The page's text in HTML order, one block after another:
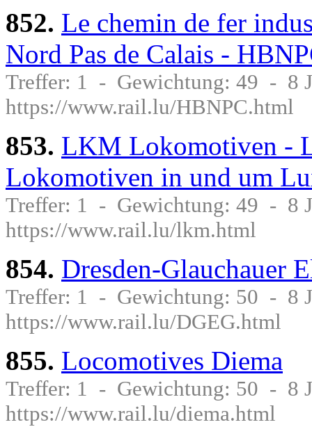
852. Le chemin de fer
Nord Pas de Calais -
Treffer: 1 - Gewichtung: 49 - 8
https://www.rail.lu/HBNPC.html
853. LKM Lokomotiven -
Lokomotiven in und um
Treffer: 1 - Gewichtung: 49 - 8
https://www.rail.lu/lkm.html
854. Dresden-Glauchauer
Treffer: 1 - Gewichtung: 50 - 8
https://www.rail.lu/DGEG.html
855. Locomotives Diema
Treffer: 1 - Gewichtung: 50 - 8
https://www.rail.lu/diema.html